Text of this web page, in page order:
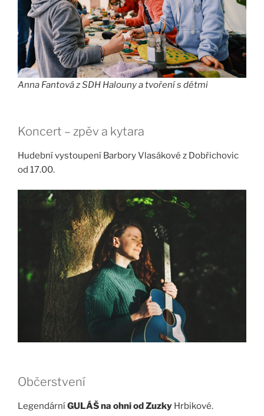
Anna Fantová z SDH Halouny a tvoření s dětmi
Koncert – zpěv a kytara
Hudební vystoupení Barbory Vlasákové z Dobřichovic
od 17.00.
Občerstvení
LegendárníGULÁŠ na ohni od Zuzky Hrbikové.